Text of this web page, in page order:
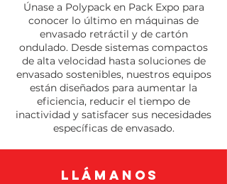
Únase a Polypack en Pack Expo para
conocer lo último en máquinas de
envasado retráctil y de cartón
ondulado. Desde sistemas compactos
de alta velocidad hasta soluciones de
envasado sostenibles, nuestros equipos
están diseñados para aumentar la
eficiencia, reducir el tiempo de
inactividad y satisfacer sus necesidades
específicas de envasado.
LLÁMANOS